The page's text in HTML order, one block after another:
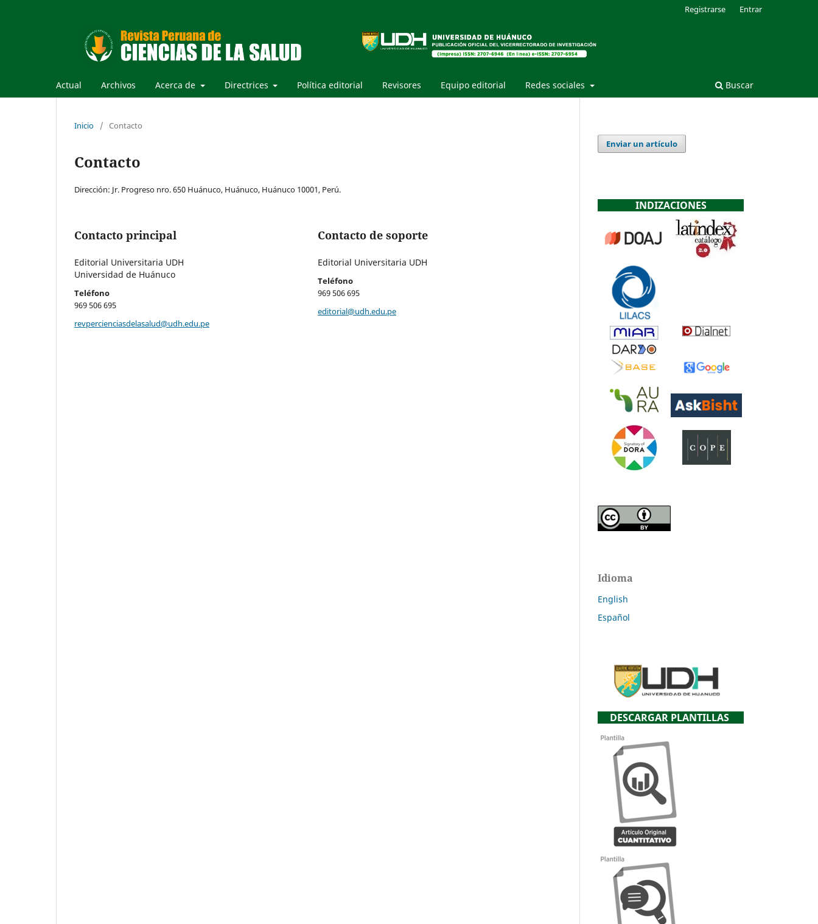
Actual Archivos Acerca de Directrices Política editorial Revisores Equipo editorial Redes sociales Buscar
Registrarse Entrar
Inicio / Contacto
Contacto
Dirección: Jr. Progreso nro. 650 Huánuco, Huánuco, Huánuco 10001, Perú.
Contacto principal
Editorial Universitaria UDH
Universidad de Huánuco
Teléfono
969 506 695
revpercienciasdelasalud@udh.edu.pe
Contacto de soporte
Editorial Universitaria UDH
Teléfono
969 506 695
editorial@udh.edu.pe
Enviar un artículo
INDIZACIONES
Idioma
English
Español
DESCARGAR PLANTILLAS